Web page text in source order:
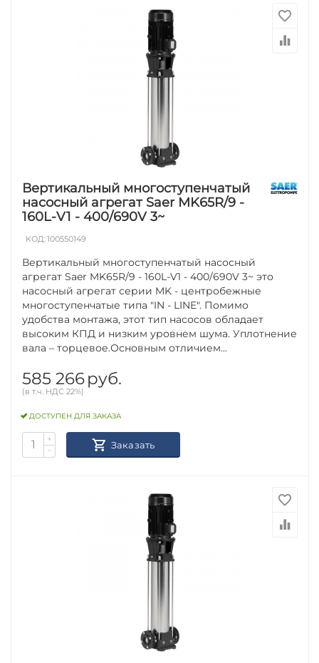
Вертикальный многоступенчатый
насосный агрегат Saer MK65R/9 -
160L-V1 - 400/690V 3~
КОД:100550149
Вертикальный многоступенчатый насосный
агрегат Saer MK65R/9 - 160L-V1 - 400/690V 3~ это
насосный агрегат серии MK - центробежные
многоступенчатые типа "IN - LINE". Помимо
удобства монтажа, этот тип насосов обладает
высоким КПД и низким уровнем шума. Уплотнение
вала – торцевое.Основным отличием...
585 266руб.
(в т.ч. НДС 22%)
ДОСТУПЕН ДЛЯ ЗАКАЗА
+
−
Заказать